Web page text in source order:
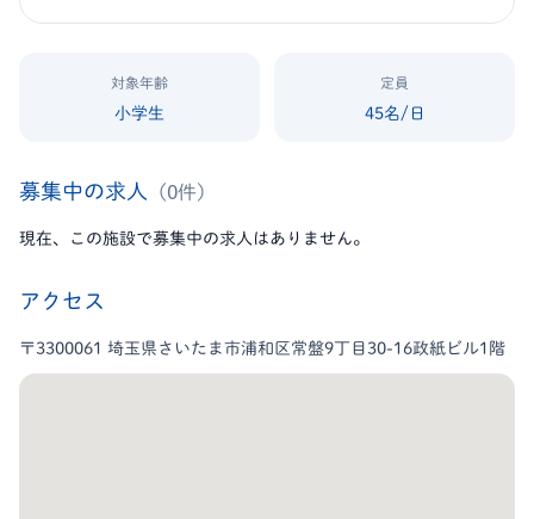
対象年齢
小学生
定員
45名/日
募集中の求人 （0件）
現在、この施設で募集中の求人はありません。
アクセス
〒3300061 埼玉県さいたま市浦和区常盤9丁目30-16政紙ビル1階